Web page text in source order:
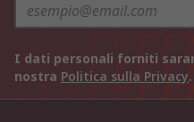
I dati personali forniti
nostra Politica sulla Privacy.